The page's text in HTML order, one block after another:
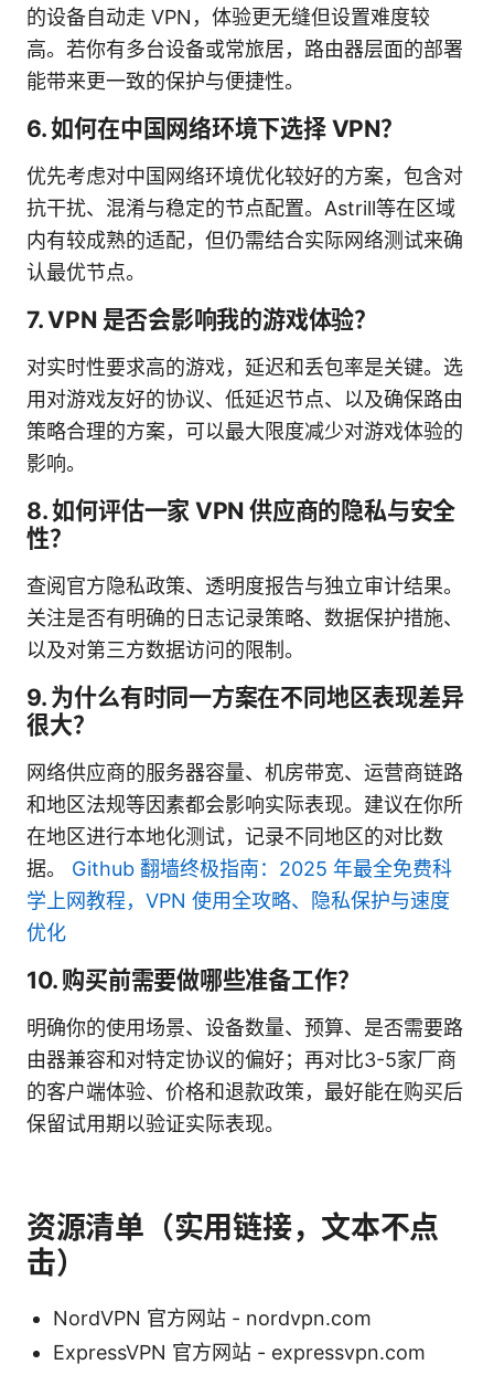
的设备自动走 VPN，体验更无缝但设置难度较
高。若你有多台设备或常旅居，路由器层面的部署
能带来更一致的保护与便捷性。
6. 如何在中国网络环境下选择 VPN？
优先考虑对中国网络环境优化较好的方案，包含对
抗干扰、混淆与稳定的节点配置。Astrill等在区域
内有较成熟的适配，但仍需结合实际网络测试来确
认最优节点。
7. VPN 是否会影响我的游戏体验？
对实时性要求高的游戏，延迟和丢包率是关键。选
用对游戏友好的协议、低延迟节点、以及确保路由
策略合理的方案，可以最大限度减少对游戏体验的
影响。
8. 如何评估一家 VPN 供应商的隐私与安全
性？
查阅官方隐私政策、透明度报告与独立审计结果。
关注是否有明确的日志记录策略、数据保护措施、
以及对第三方数据访问的限制。
9. 为什么有时同一方案在不同地区表现差异
很大？
网络供应商的服务器容量、机房带宽、运营商链路
和地区法规等因素都会影响实际表现。建议在你所
在地区进行本地化测试，记录不同地区的对比数
据。 Github 翻墙终极指南：2025 年最全免费科
学上网教程，VPN 使用全攻略、隐私保护与速度
优化
10. 购买前需要做哪些准备工作？
明确你的使用场景、设备数量、预算、是否需要路
由器兼容和对特定协议的偏好；再对比3-5家厂商
的客户端体验、价格和退款政策，最好能在购买后
保留试用期以验证实际表现。
资源清单（实用链接，文本不点
击）
NordVPN 官方网站 - nordvpn.com
ExpressVPN 官方网站 - expressvpn.com